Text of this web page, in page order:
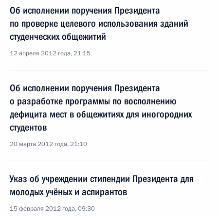
Об исполнении поручения Президента
по проверке целевого использования зданий
студенческих общежитий
12 апреля 2012 года, 21:15
Об исполнении поручения Президента
о разработке программы по восполнению
дефицита мест в общежитиях для иногородних
студентов
20 марта 2012 года, 21:10
Указ об учреждении стипендии Президента для
молодых учёных и аспирантов
15 февраля 2012 года, 09:30